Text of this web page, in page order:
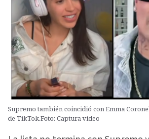
Supremo también coincidió con Emma
de TikTok.Foto: Captura video